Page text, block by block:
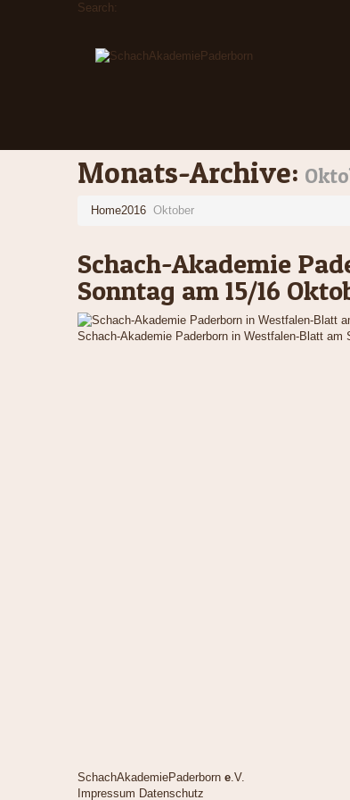
Search:
Monats-Archive:
Home2016 Oktober
Schach-Akademie
Sonntag am 15/16
Schach-Akademie Paderborn in Westfalen-Blatt am
SchachAkademiePaderborn e.V.
Impressum Datenschutz